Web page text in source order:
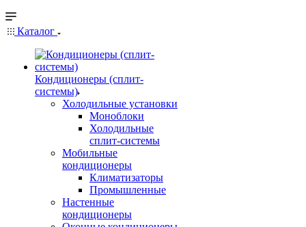
Каталог
Кондиционеры (сплит-
системы)
Холодильные установки
Моноблоки
Холодильные
сплит-системы
Мобильные
кондиционеры
Климатизаторы
Промышленные
Настенные
кондиционеры